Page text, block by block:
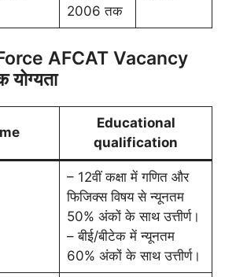
2006 तक
AFCAT Vacancy
Educational
qualification
– 12वीं कक्षा में गणित और
फिजिक्स विषय से न्यूनतम
50% अंकों के साथ उत्तीर्ण।
– बीई/बीटेक में न्यूनतम
60% अंकों के साथ उत्तीर्ण।